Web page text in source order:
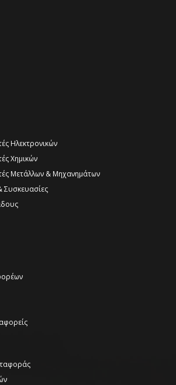
Ηλεκτρονικών
Χημικών
Μετάλλων & Μηχανημάτων
Συσκευασίες